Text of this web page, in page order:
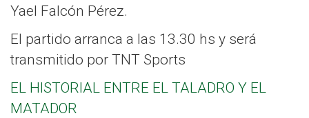
Yael Falcón Pérez.
El partido arranca a las 13.30 hs y será
transmitido por TNT Sports
EL HISTORIAL ENTRE EL TALADRO Y EL
MATADOR